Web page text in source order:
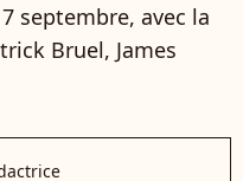
septembre, avec la
Bruel, James